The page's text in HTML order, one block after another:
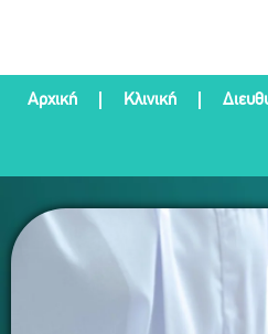
Αρχική Κλινική